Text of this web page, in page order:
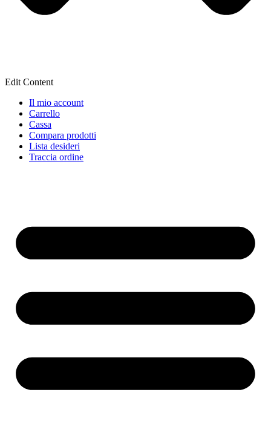
Edit Content
Il mio account
Carrello
Cassa
Compara prodotti
Lista desideri
Traccia ordine